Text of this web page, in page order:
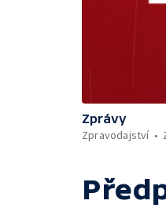
Zprávy
Zpravodajství